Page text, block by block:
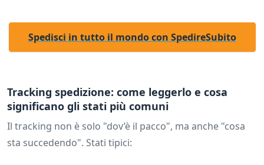
Spedisci in tutto il mondo con SpedireSubito
Tracking spedizione: come leggerlo e cosa
significano gli stati più comuni
Il tracking non è solo "dov’è il pacco", ma anche "cosa
sta succedendo". Stati tipici: